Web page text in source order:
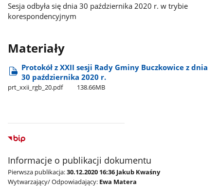
Sesja odbyła się dnia 30 października 2020 r. w trybie
korespondencyjnym
Materiały
Protokół z XXII sesji Rady Gminy Buczkowice z dnia
30 października 2020 r.
prt​_xxii​_rgb​_20.pdf 138.66MB
Informacje o publikacji dokumentu
Pierwsza publikacja:30.12.2020 16:36 Jakub Kwaśny
Wytwarzający/ Odpowiadający: Ewa Matera